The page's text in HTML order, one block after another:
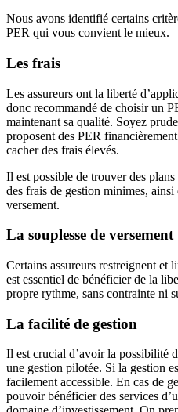
Nous avons identifié certains
PER qui vous convient le mieux.
Les frais
Les assureurs ont la liberté
donc recommandé de choisir un
maintenant sa qualité. Soyez
proposent des PER
cacher des frais élevés.
Il est possible de trouver des
des frais de gestion minimes,
versement.
La souplesse de versement
Certains assureurs restreignent et
est essentiel de bénéficier de la
propre rythme, sans contrainte ni
La facilité de gestion
Il est crucial d’avoir la possibilité
une gestion pilotée. Si la gestion
facilement accessible. En cas de
pouvoir bénéficier des services